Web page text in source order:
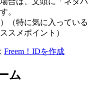
。
（特に気に入っている
スメポイント）
Freem！IDを作成
ム